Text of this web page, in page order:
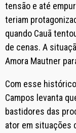
tensão e até
teriam
quando Cauã
de cenas. A
Amora Mautner
Com esse
Campos levanta
bastidores das
ator em situações